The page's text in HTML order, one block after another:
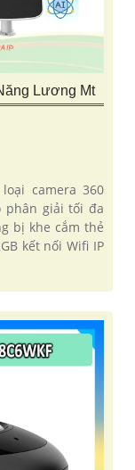
Lương Mt
loại camera 360
phân giải tối đa
bị khe cắm thẻ
kết nối Wifi IP